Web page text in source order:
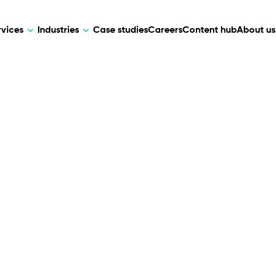
Industries Case studiesCareersContent hubAbout us